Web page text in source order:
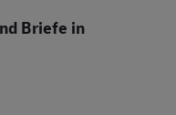
Briefe in